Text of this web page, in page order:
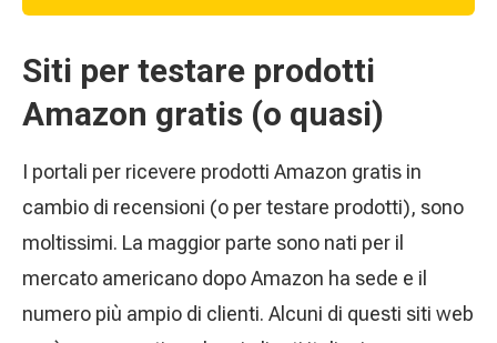
Siti per testare prodotti
Amazon gratis (o quasi)
I portali per ricevere prodotti Amazon gratis in
cambio di recensioni (o per testare prodotti), sono
moltissimi. La maggior parte sono nati per il
mercato americano dopo Amazon ha sede e il
numero più ampio di clienti. Alcuni di questi siti web